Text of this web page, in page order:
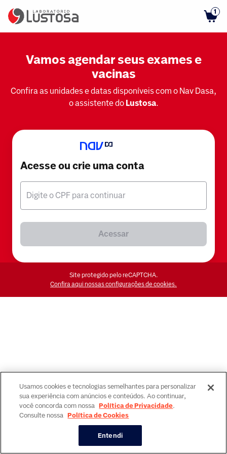
1
Vamos agendar seus exames e
vacinas
Confira as unidades e datas disponíveis com o Nav Dasa,
o assistente do Lustosa.
Acesse ou crie uma conta
Digite o CPF para continuar
Acessar
Site protegido pelo reCAPTCHA.
Confira aqui nossas configurações de cookies.
Usamos cookies e tecnologias semelhantes para personalizar
sua experiência com anúncios e conteúdos. Ao continuar,
você concorda com nossa Política de Privacidade.
Consulte nossa Política de Cookies
Entendi